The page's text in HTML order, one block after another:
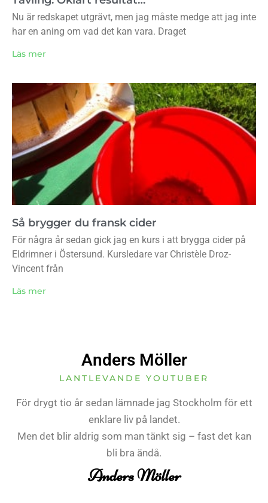
Nu är redskapet utgrävt, men jag måste medge att jag inte
har en aning om vad det kan vara. Draget
Läs mer
Så brygger du fransk cider
För några år sedan gick jag en kurs i att brygga cider på
Eldrimner i Östersund. Kursledare var Christèle Droz-
Vincent från
Läs mer
Anders Möller
LANTLEVANDE YOUTUBER
För drygt tio år sedan lämnade jag Stockholm för ett
enklare liv på landet.
Men det blir aldrig som man tänkt sig – fast det kan
bli bra ändå.
Anders Möller